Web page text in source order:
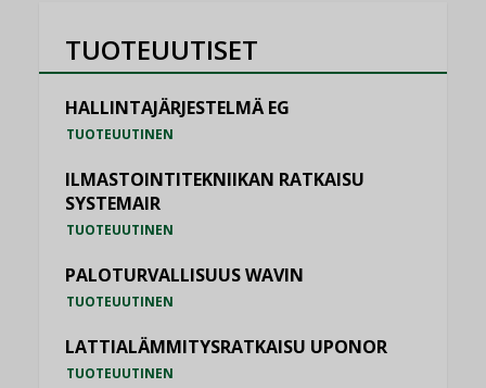
TUOTEUUTISET
HALLINTAJÄRJESTELMÄ EG
TUOTEUUTINEN
ILMASTOINTITEKNIIKAN RATKAISU
SYSTEMAIR
TUOTEUUTINEN
PALOTURVALLISUUS WAVIN
TUOTEUUTINEN
LATTIALÄMMITYSRATKAISU UPONOR
TUOTEUUTINEN